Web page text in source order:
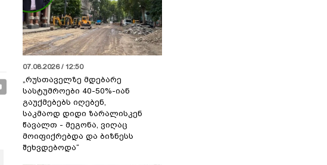
07.08.2026 / 12:50
„რუსთაველზე მდებარე
სასტუმროები 40-50%-იან
გაუქმებებს იღებენ,
საკმაოდ დიდი ზარალისკენ
წავალთ - მეგონა, ვიღაც
მოიფიქრებდა და ბიზნესს
შეხვდებოდა“